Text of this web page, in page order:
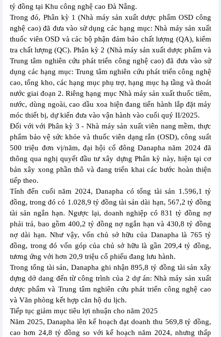
tỷ đồng tại Khu công nghệ cao Đà Nẵng.
Trong đó, Phân kỳ 1 (Nhà máy sản xuất dược phẩm OSD công
nghệ cao) đã đưa vào sử dụng các hạng mục: Nhà máy sản xuất
thuốc viên OSD và các bộ phận đảm bảo chất lượng (QA), kiểm
tra chất lượng (QC). Phân kỳ 2 (Nhà máy sản xuất dược phẩm và
Trung tâm nghiên cứu phát triển công nghệ cao) đã đưa vào sử
dụng các hạng mục: Trung tâm nghiên cứu phát triển công nghệ
cao, tổng kho, các hạng mục phụ trợ, hạng mục hạ tầng và thoát
nước giai đoạn 2. Riêng hạng mục Nhà máy sản xuất thuốc tiêm,
nước, dùng ngoài, cao dầu xoa hiện đang tiến hành lắp đặt máy
móc thiết bị, dự kiến đưa vào vận hành vào cuối quý II/2025.
Đối với với Phân kỳ 3 - Nhà máy sản xuất viên nang mềm, thực
phẩm bảo vệ sức khỏe và thuốc viên dạng rắn (OSD), công suất
500 triệu đơn vị/năm, đại hội cổ đông Danapha năm 2024 đã
thông qua nghị quyết đầu tư xây dựng Phân kỳ này, hiện tại cơ
bản xây xong phần thô và đang triển khai các bước hoàn thiện
tiếp theo.
Tính đến cuối năm 2024, Danapha có tổng tài sản 1.596,1 tỷ
đồng, trong đó có 1.028,9 tỷ đồng tài sản dài hạn, 567,2 tỷ đồng
tài sản ngắn hạn. Ngược lại, doanh nghiệp có 831 tỷ đồng nợ
phải trả, bao gồm 400,2 tỷ đồng nợ ngắn hạn và 430,8 tỷ đồng
nợ dài hạn. Như vậy, vốn chủ sở hữu của Danapha là 765 tỷ
đồng, trong đó vốn góp của chủ sở hữu là gần 209,4 tỷ đồng,
tương ứng với hơn 20,9 triệu cổ phiếu đang lưu hành.
Trong tổng tài sản, Danapha ghi nhận 895,8 tỷ đồng tài sản xây
dựng dở dang đến từ công trình của 2 dự án: Nhà máy sản xuất
dược phẩm và Trung tâm nghiên cứu phát triển công nghệ cao
và Văn phòng kết hợp căn hộ du lịch.
Tiếp tục giảm mục tiêu lợi nhuận cho năm 2025
Năm 2025, Danapha lên kế hoạch đạt doanh thu 569,8 tỷ đồng,
cao hơn 24,8 tỷ đồng so với kế hoạch năm 2024, nhưng thấp